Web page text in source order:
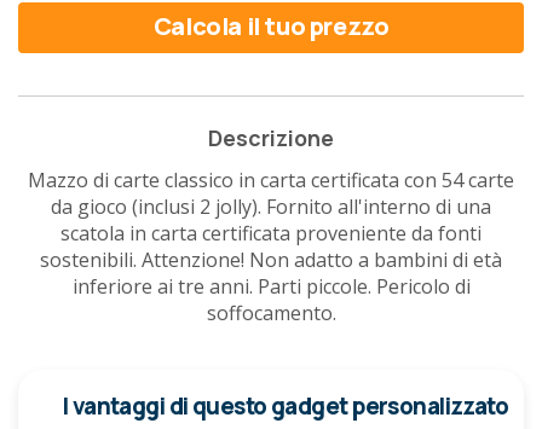
Calcola il tuo prezzo
Descrizione
Mazzo di carte classico in carta certificata con 54 carte
da gioco (inclusi 2 jolly). Fornito all'interno di una
scatola in carta certificata proveniente da fonti
sostenibili. Attenzione! Non adatto a bambini di età
inferiore ai tre anni. Parti piccole. Pericolo di
soffocamento.
I vantaggi di questo gadget personalizzato